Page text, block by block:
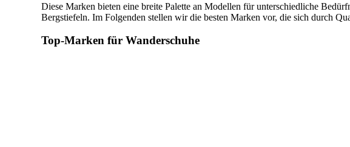
Diese Marken bieten eine breite Palette an Modellen für unterschiedliche
Bergstiefeln. Im Folgenden stellen wir die besten Marken vor, die sich durch
Top-Marken für Wanderschuhe